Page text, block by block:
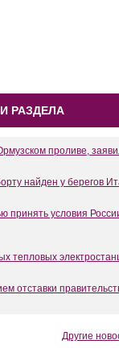
РАЗДЕЛА
проливе,
найден у берегов
принять условия
тепловых
отставки
Другие